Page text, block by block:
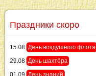
Праздники скоро
15.08 День воздушного флота
29.08 День шахтёра
01.09 День знаний